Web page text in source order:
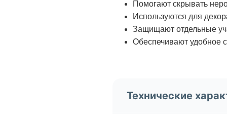
Помогают скрывать
Используются для
Защищают отдельные
Обеспечивают удобное
Технические